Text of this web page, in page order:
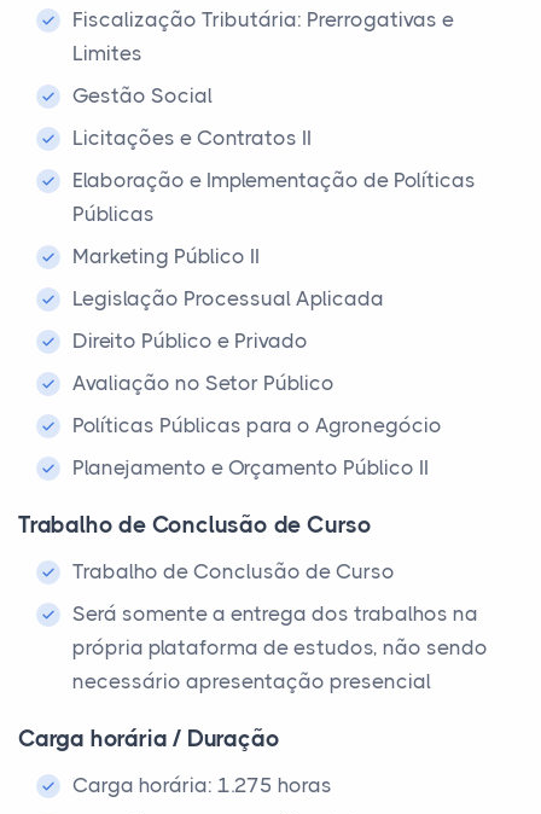
Fiscalização Tributária: Prerrogativas e
Limites
Gestão Social
Licitações e Contratos II
Elaboração e Implementação de Políticas
Públicas
Marketing Público II
Legislação Processual Aplicada
Direito Público e Privado
Avaliação no Setor Público
Políticas Públicas para o Agronegócio
Planejamento e Orçamento Público II
Trabalho de Conclusão de Curso
Trabalho de Conclusão de Curso
Será somente a entrega dos trabalhos na
própria plataforma de estudos, não sendo
necessário apresentação presencial
Carga horária / Duração
Carga horária: 1.275 horas